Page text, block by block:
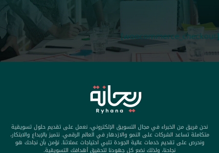
[woocommerce_checkout]
نحن فريق من الخبراء في مجال التسويق الإلكتروني، نعمل على تقديم حلول تسويقية
متكاملة تساعد الشركات على النمو والازدهار في العالم الرقمي. نتميز بالإبداع والابتكار،
ونحرص على تقديم خدمات عالية الجودة تلبي احتياجات عملائنا. نؤمن بأن نجاحك هو
نجاحنا، ولذلك نضع كل جهودنا لتحقيق أهدافك التسويقية.